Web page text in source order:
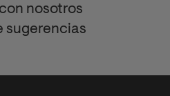
nosotros
sugerencias